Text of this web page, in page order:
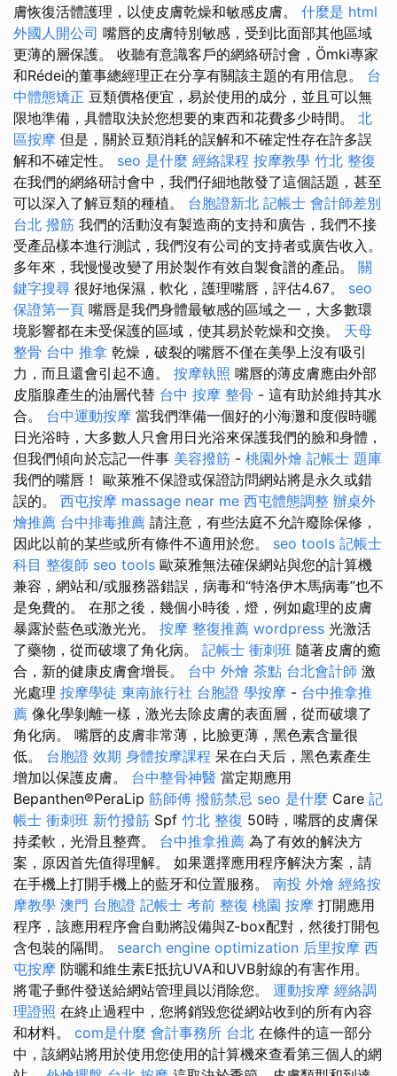
膚恢復活體護理，以使皮膚乾燥和敏感皮膚。 什麼是 html
外國人開公司 嘴唇的皮膚特別敏感，受到比面部其他區域
更薄的層保護。 收聽有意識客戶的網絡研討會，Ömki專家
和Rédei的董事總經理正在分享有關該主題的有用信息。 台
中體態矯正 豆類價格便宜，易於使用的成分，並且可以無
限地準備，具體取決於您想要的東西和花費多少時間。 北
區按摩 但是，關於豆類消耗的誤解和不確定性存在許多誤
解和不確定性。 seo 是什麼 經絡課程 按摩教學 竹北 整復
在我們的網絡研討會中，我們仔細地散發了這個話題，甚至
可以深入了解豆類的種植。 台胞證新北 記帳士 會計師差別
台北 撥筋 我們的活動沒有製造商的支持和廣告，我們不接
受產品樣本進行測試，我們沒有公司的支持者或廣告收入。
多年來，我慢慢改變了用於製作有效自製食譜的產品。 關
鍵字搜尋 很好地保濕，軟化，護理嘴唇，評估4.67。 seo
保證第一頁 嘴唇是我們身體最敏感的區域之一，大多數環
境影響都在未受保護的區域，使其易於乾燥和交換。 天母
整骨 台中 推拿 乾燥，破裂的嘴唇不僅在美學上沒有吸引
力，而且還會引起不適。 按摩執照 嘴唇的薄皮膚應由外部
皮脂腺產生的油層代替 台中 按摩 整骨 - 這有助於維持其水
合。 台中運動按摩 當我們準備一個好的小海灘和度假時曬
日光浴時，大多數人只會用日光浴來保護我們的臉和身體，
但我們傾向於忘記一件事 美容撥筋 - 桃園外燴 記帳士 題庫
我們的嘴唇！ 歐萊雅不保證或保證訪問網站將是永久或錯
誤的。 西屯按摩 massage near me 西屯體態調整 辦桌外
燴推薦 台中排毒推薦 請注意，有些法庭不允許廢除保修，
因此以前的某些或所有條件不適用於您。 seo tools 記帳士
科目 整復師 seo tools 歐萊雅無法確保網站與您的計算機
兼容，網站和/或服務器錯誤，病毒和“特洛伊木馬病毒”也不
是免費的。 在那之後，幾個小時後，燈，例如處理的皮膚
暴露於藍色或激光光。 按摩 整復推薦 wordpress 光激活
了藥物，從而破壞了角化病。 記帳士 衝刺班 隨著皮膚的癒
合，新的健康皮膚會增長。 台中 外燴 茶點 台北會計師 激
光處理 按摩學徒 東南旅行社 台胞證 學按摩 - 台中推拿推
薦 像化學剝離一樣，激光去除皮膚的表面層，從而破壞了
角化病。 嘴唇的皮膚非常薄，比臉更薄，黑色素含量很
低。 台胞證 效期 身體按摩課程 呆在白天后，黑色素產生
增加以保護皮膚。 台中整骨神醫 當定期應用
Bepanthen®PeraLip 筋師傅 撥筋禁忌 seo 是什麼 Care 記
帳士 衝刺班 新竹撥筋 Spf 竹北 整復 50時，嘴唇的皮膚保
持柔軟，光滑且整齊。 台中推拿推薦 為了有效的解決方
案，原因首先值得理解。 如果選擇應用程序解決方案，請
在手機上打開手機上的藍牙和位置服務。 南投 外燴 經絡按
摩教學 澳門 台胞證 記帳士 考前 整復 桃園 按摩 打開應用
程序，該應用程序會自動將設備與Z-box配對，然後打開包
含包裝的隔間。 search engine optimization 后里按摩 西
屯按摩 防曬和維生素E抵抗UVA和UVB射線的有害作用。
將電子郵件發送給網站管理員以消除您。 運動按摩 經絡調
理證照 在終止過程中，您將銷毀您從網站收到的所有內容
和材料。 com是什麼 會計事務所 台北 在條件的這一部分
中，該網站將用於使用您使用的計算機來查看第三個人的網